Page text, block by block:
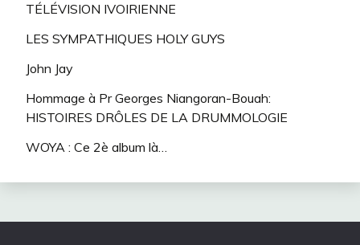
TÉLÉVISION IVOIRIENNE
LES SYMPATHIQUES HOLY GUYS
John Jay
Hommage à Pr Georges Niangoran-Bouah:
HISTOIRES DRÔLES DE LA DRUMMOLOGIE
WOYA : Ce 2è album là…